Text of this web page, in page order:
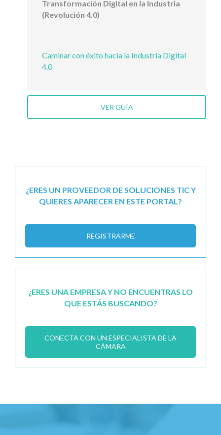
Transformación Digital en la Industria
(Revolución 4.0)
Caminar con éxito hacia la Industria Digital
4.0
VER GUÍA
¿ERES UN PROVEEDOR DE SOLUCIONES TIC Y
QUIERES APARECER EN ESTE PORTAL?
REGISTRARME
¿ERES UNA EMPRESA Y NO ENCUENTRAS LO
QUE ESTÁS BUSCANDO?
CONECTA CON UN ESPECIALISTA DE LA
CÁMARA